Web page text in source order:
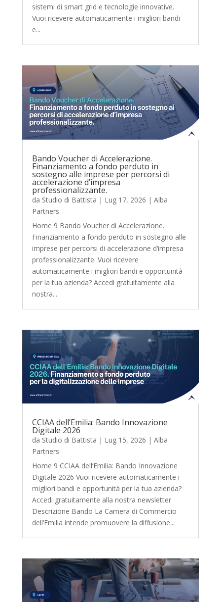
sistemi di smart grid e tecnologie innovative.
Vuoi ricevere automaticamente i migliori bandi
e...
Bando Voucher di Accelerazione.
Finanziamento a fondo perduto in
sostegno alle imprese per percorsi di
accelerazione d’impresa
professionalizzante.
da Studio di Battista | Lug 17, 2026 | Alba
Partners
Home 9 Bando Voucher di Accelerazione.
Finanziamento a fondo perduto in sostegno alle
imprese per percorsi di accelerazione d’impresa
professionalizzante. Vuoi ricevere
automaticamente i migliori bandi e opportunità
per la tua azienda? Accedi gratuitamente alla
nostra...
CCIAA dell’Emilia: Bando Innovazione
Digitale 2026
da Studio di Battista | Lug 15, 2026 | Alba
Partners
Home 9 CCIAA dell’Emilia: Bando Innovazione
Digitale 2026 Vuoi ricevere automaticamente i
migliori bandi e opportunità per la tua azienda?
Accedi gratuitamente alla nostra newsletter
Descrizione Bando La Camera di Commercio
dell’Emilia intende promuovere la diffusione...